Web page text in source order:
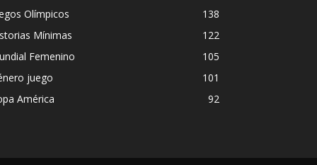
Olímpicos
138
Mínimas
122
Femenino
105
juego
101
América
92